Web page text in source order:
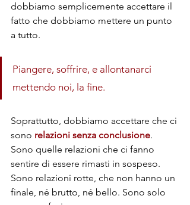
dobbiamo semplicemente accettare il
fatto che dobbiamo mettere un punto
a tutto.
Piangere, soffrire, e allontanarci
mettendo noi, la fine.
Soprattutto, dobbiamo accettare che ci
sono relazioni senza conclusione.
Sono quelle relazioni che ci fanno
sentire di essere rimasti in sospeso.
Sono relazioni rotte, che non hanno un
finale, né brutto, né bello. Sono solo